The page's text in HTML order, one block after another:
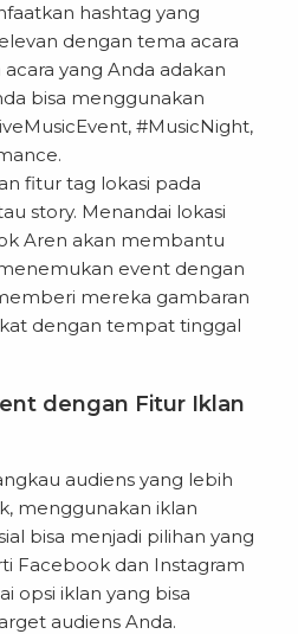
hashtag yang
dengan tema acara
acara yang Anda adakan
bisa menggunakan
#MusicNight,
fitur tag lokasi pada
story. Menandai lokasi
Aren akan membantu
event dengan
mereka gambaran
dengan tempat tinggal
dengan Fitur Iklan
audiens yang lebih
menggunakan iklan
bisa menjadi pilihan yang
Facebook dan Instagram
opsi iklan yang bisa
audiens Anda.